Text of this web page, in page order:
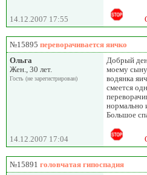
14.12.2007 17:55
№15895 переворачивается яичко
Ольга
Жен., 30 лет.
Гость (не зарегистрирован)
Добрый
моему сыну
водянка
смеется
нормально
Большое
14.12.2007 17:04
№15891 головчатая гипоспадия